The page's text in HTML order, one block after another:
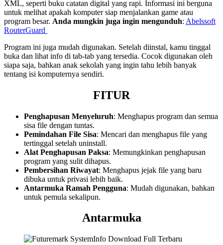
XML, seperti buku catatan digital yang rapi. Informasi ini berguna
untuk melihat apakah komputer siap menjalankan game atau
program besar. Anda mungkin juga ingin mengunduh: Abelssoft
RouterGuard
Program ini juga mudah digunakan. Setelah diinstal, kamu tinggal
buka dan lihat info di tab-tab yang tersedia. Cocok digunakan oleh
siapa saja, bahkan anak sekolah yang ingin tahu lebih banyak
tentang isi komputernya sendiri.
FITUR
Penghapusan Menyeluruh: Menghapus program dan semua
sisa file dengan tuntas.
Pemindahan File Sisa: Mencari dan menghapus file yang
tertinggal setelah uninstall.
Alat Penghapusan Paksa: Memungkinkan penghapusan
program yang sulit dihapus.
Pembersihan Riwayat: Menghapus jejak file yang baru
dibuka untuk privasi lebih baik.
Antarmuka Ramah Pengguna: Mudah digunakan, bahkan
untuk pemula sekalipun.
Antarmuka